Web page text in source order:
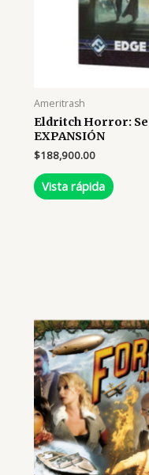
Ameritrash
Eldritch Horror:
EXPANSIÓN
$188,900.00
Vista rápida